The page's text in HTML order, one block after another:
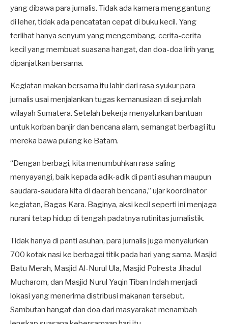
yang dibawa para jurnalis. Tidak ada kamera menggantung
di leher, tidak ada pencatatan cepat di buku kecil. Yang
terlihat hanya senyum yang mengembang, cerita-cerita
kecil yang membuat suasana hangat, dan doa-doa lirih yang
dipanjatkan bersama.
Kegiatan makan bersama itu lahir dari rasa syukur para
jurnalis usai menjalankan tugas kemanusiaan di sejumlah
wilayah Sumatera. Setelah bekerja menyalurkan bantuan
untuk korban banjir dan bencana alam, semangat berbagi itu
mereka bawa pulang ke Batam.
“Dengan berbagi, kita menumbuhkan rasa saling
menyayangi, baik kepada adik-adik di panti asuhan maupun
saudara-saudara kita di daerah bencana,” ujar koordinator
kegiatan, Bagas Kara. Baginya, aksi kecil seperti ini menjaga
nurani tetap hidup di tengah padatnya rutinitas jurnalistik.
Tidak hanya di panti asuhan, para jurnalis juga menyalurkan
700 kotak nasi ke berbagai titik pada hari yang sama. Masjid
Batu Merah, Masjid Al-Nurul Ula, Masjid Polresta Jihadul
Mucharom, dan Masjid Nurul Yaqin Tiban Indah menjadi
lokasi yang menerima distribusi makanan tersebut.
Sambutan hangat dan doa dari masyarakat menambah